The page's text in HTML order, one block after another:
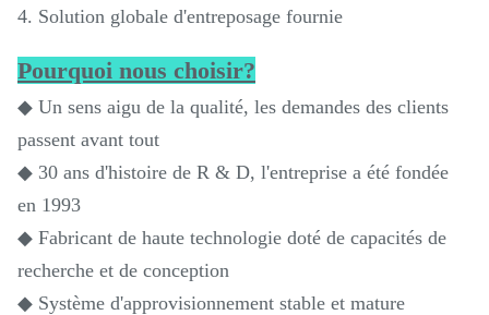
4. Solution globale d'entreposage fournie
Pourquoi nous choisir?
◆ Un sens aigu de la qualité, les demandes des clients
passent avant tout
◆ 30 ans d'histoire de R & D, l'entreprise a été fondée
en 1993
◆ Fabricant de haute technologie doté de capacités de
recherche et de conception
◆ Système d'approvisionnement stable et mature